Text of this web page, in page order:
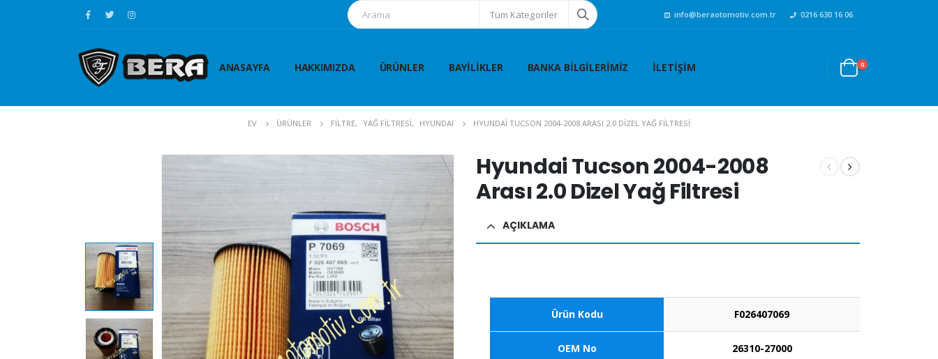
Tüm Kategoriler info@beraotomotiv.com.tr 0216 630 16 06
ANASAYFA HAKKIMIZDA ÜRÜNLER BAYILIKLER BANKA BILGILERIMIZ İLETIŞIM 0
EV ÜRÜNLER FİLTRE, YAĞ FİLTRESİ, HYUNDAI HYUNDAI TUCSON 2004-2008 ARASI 2.0 DIZEL YAĞ FILTRESI
Hyundai Tucson 2004-2008
Arası 2.0 Dizel Yağ Filtresi
AÇIKLAMA
Ürün Kodu F026407069
OEM No 26310-27000